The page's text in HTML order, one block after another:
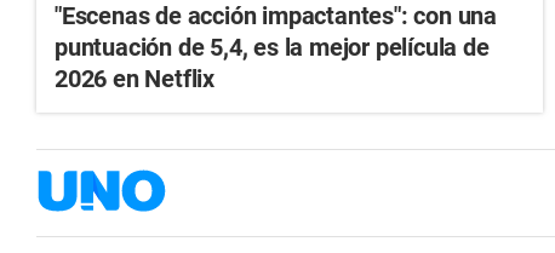
"Escenas de acción impactantes": con una
puntuación de 5,4, es la mejor película de
2026 en Netflix